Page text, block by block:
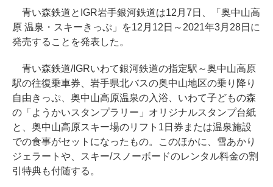
青い森鉄道とIGR岩手銀河鉄道は12月7日、「奥中山高
原 温泉・スキーきっぷ」を12月12日～2021年3月28日に
発売することを発表した。
青い森鉄道/IGRいわて銀河鉄道の指定駅～奥中山高原
駅の往復乗車券、岩手県北バスの奥中山地区の乗り降り
自由きっぷ、奥中山高原温泉の入浴、いわて子どもの森
の「ようかいスタンプラリー」オリジナルスタンプ台紙
と、奥中山高原スキー場のリフト1日券または温泉施設
での食事がセットになったもの。このほかに、雪あかり
ジェラートや、スキー/スノーボードのレンタル料金の割
引特典も付随する。